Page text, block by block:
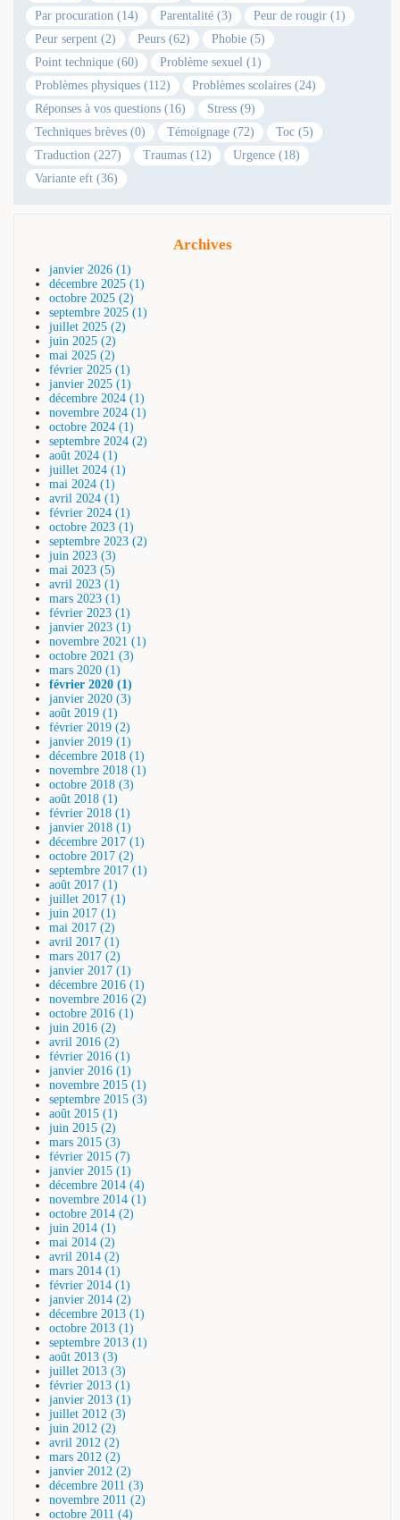
Par procuration (14)
Parentalité (3)
Peur de rougir (1)
Peur serpent (2)
Peurs (62)
Phobie (5)
Point technique (60)
Problème sexuel (1)
Problèmes physiques (112)
Problèmes scolaires (24)
Réponses à vos questions (16)
Stress (9)
Techniques brèves (0)
Témoignage (72)
Toc (5)
Traduction (227)
Traumas (12)
Urgence (18)
Variante eft (36)
Archives
janvier 2026 (1)
décembre 2025 (1)
octobre 2025 (2)
septembre 2025 (1)
juillet 2025 (2)
juin 2025 (2)
mai 2025 (2)
février 2025 (1)
janvier 2025 (1)
décembre 2024 (1)
novembre 2024 (1)
octobre 2024 (1)
septembre 2024 (2)
août 2024 (1)
juillet 2024 (1)
mai 2024 (1)
avril 2024 (1)
février 2024 (1)
octobre 2023 (1)
septembre 2023 (2)
juin 2023 (3)
mai 2023 (5)
avril 2023 (1)
mars 2023 (1)
février 2023 (1)
janvier 2023 (1)
novembre 2021 (1)
octobre 2021 (3)
mars 2020 (1)
février 2020 (1)
janvier 2020 (3)
août 2019 (1)
février 2019 (2)
janvier 2019 (1)
décembre 2018 (1)
novembre 2018 (1)
octobre 2018 (3)
août 2018 (1)
février 2018 (1)
janvier 2018 (1)
décembre 2017 (1)
octobre 2017 (2)
septembre 2017 (1)
août 2017 (1)
juillet 2017 (1)
juin 2017 (1)
mai 2017 (2)
avril 2017 (1)
mars 2017 (2)
janvier 2017 (1)
décembre 2016 (1)
novembre 2016 (2)
octobre 2016 (1)
juin 2016 (2)
avril 2016 (2)
février 2016 (1)
janvier 2016 (1)
novembre 2015 (1)
septembre 2015 (3)
août 2015 (1)
juin 2015 (2)
mars 2015 (3)
février 2015 (7)
janvier 2015 (1)
décembre 2014 (4)
novembre 2014 (1)
octobre 2014 (2)
juin 2014 (1)
mai 2014 (2)
avril 2014 (2)
mars 2014 (1)
février 2014 (1)
janvier 2014 (2)
décembre 2013 (1)
octobre 2013 (1)
septembre 2013 (1)
août 2013 (3)
juillet 2013 (3)
février 2013 (1)
janvier 2013 (1)
juillet 2012 (3)
juin 2012 (2)
avril 2012 (2)
mars 2012 (2)
janvier 2012 (2)
décembre 2011 (3)
novembre 2011 (2)
octobre 2011 (4)